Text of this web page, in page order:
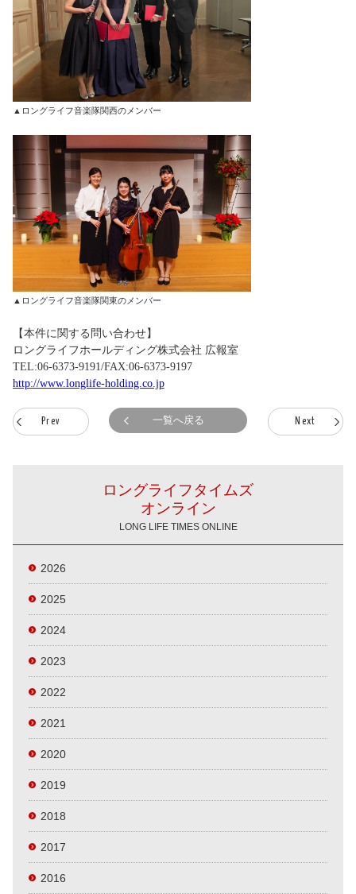
▲ロングライフ音楽隊関西のメンバー
▲ロングライフ音楽隊関東のメンバー
【本件に関する問い合わせ】
ロングライフホールディング株式会社 広報室
TEL:06-6373-9191/FAX:06-6373-9197
http://www.longlife-holding.co.jp
Prev 一覧へ戻る Next
ロングライフタイムズ
オンライン
LONG LIFE TIMES ONLINE
2026
2025
2024
2023
2022
2021
2020
2019
2018
2017
2016